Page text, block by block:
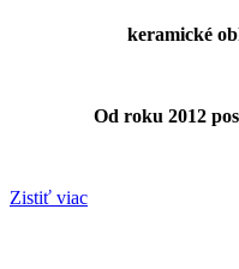
keramické
Od roku 2012
Zistiť viac